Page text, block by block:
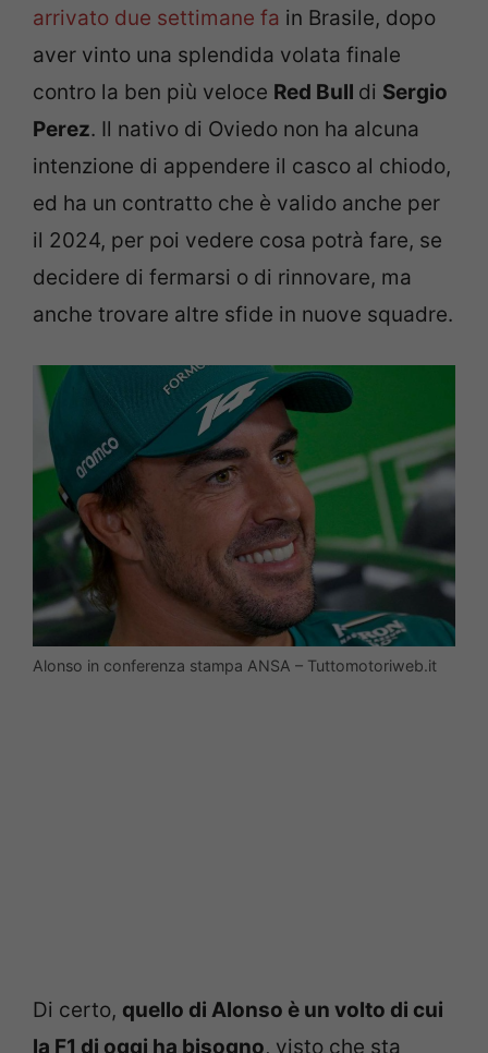
arrivato due settimane fa in Brasile, dopo
aver vinto una splendida volata finale
contro la ben più veloce Red Bull di Sergio
Perez. Il nativo di Oviedo non ha alcuna
intenzione di appendere il casco al chiodo,
ed ha un contratto che è valido anche per
il 2024, per poi vedere cosa potrà fare, se
decidere di fermarsi o di rinnovare, ma
anche trovare altre sfide in nuove squadre.
Alonso in conferenza stampa ANSA – Tuttomotoriweb.it
Di certo, quello di Alonso è un volto di cui
la F1 di oggi ha bisogno, visto che sta